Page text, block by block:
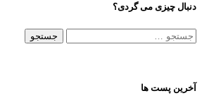
دنبال چیزی می گردی؟
جستجو
آخرین پست ها